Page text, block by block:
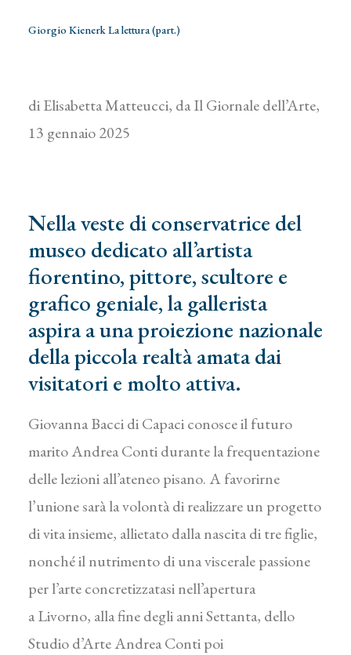
Giorgio Kienerk La lettura (part.)
di Elisabetta Matteucci, da Il Giornale dell’Arte,
13 gennaio 2025
Nella veste di conservatrice del
museo dedicato all’artista
fiorentino, pittore, scultore e
grafico geniale, la gallerista
aspira a una proiezione nazionale
della piccola realtà amata dai
visitatori e molto attiva.
Giovanna Bacci di Capaci conosce il futuro
marito Andrea Conti durante la frequentazione
delle lezioni all’ateneo pisano. A favorirne
l’unione sarà la volontà di realizzare un progetto
di vita insieme, allietato dalla nascita di tre figlie,
nonché il nutrimento di una viscerale passione
per l’arte concretizzatasi nell’apertura
a Livorno, alla fine degli anni Settanta, dello
Studio d’Arte Andrea Conti poi